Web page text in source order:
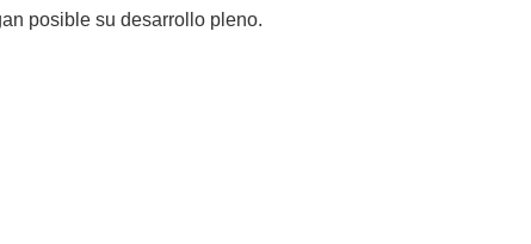
posible su desarrollo pleno.